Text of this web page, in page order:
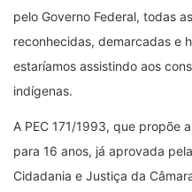
pelo Governo Federal, todas
reconhecidas, demarcadas e
estaríamos assistindo aos
indígenas.
A PEC 171/1993, que propõe
para 16 anos, já aprovada
Cidadania e Justiça da